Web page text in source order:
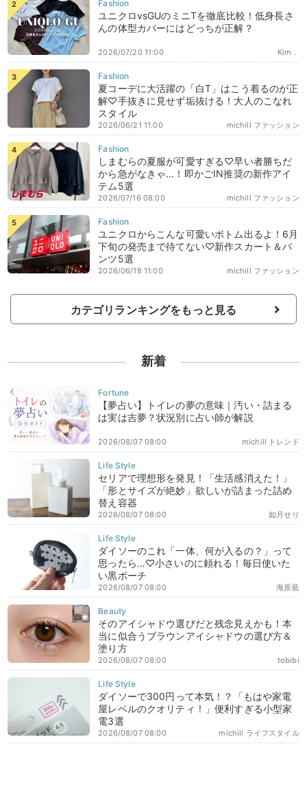
ユニクロvsGUのミニTを徹底比較！低身長さ
んの体型カバーにはどっちが正解？
Kim．
2026/07/20 11:00
夏コーデに大活躍の「白T」はこう着るのが正
解♡手抜きに見せず垢抜ける！大人のこなれ
スタイル
michill ファッション
2026/06/21 11:00
しまむらの夏服が可愛すぎる♡早い者勝ちだ
から急がなきゃ…！即かごIN推奨の新作アイ
テム5選
michill ファッション
2026/07/16 08:00
ユニクロからこんな可愛いボトム出るよ！6月
下旬の発売まで待てない♡新作スカート＆パ
ンツ5選
michill ファッション
2026/06/18 11:00
カテゴリランキングをもっと見る
新着
【夢占い】トイレの夢の意味｜汚い・詰まる
は実は吉夢？状況別に占い師が解説
michill トレンド
2026/08/07 08:00
セリアで理想形を発見！「生活感消えた！」
「形とサイズが絶妙」欲しいが詰まった詰め
替え容器
如月せり
2026/08/07 08:00
ダイソーのこれ「一体、何が入るの？」って
思ったら…♡小さいのに頼れる！毎日使いた
い黒ポーチ
海原藍
2026/08/07 08:00
そのアイシャドウ選びだと残念見えかも！本
当に似合うブラウンアイシャドウの選び方＆
塗り方
tobibi
2026/08/07 08:00
ダイソーで300円って本気！？「もはや家電
屋レベルのクオリティ！」便利すぎる小型家
電3選
michill ライフスタイル
2026/08/07 08:00